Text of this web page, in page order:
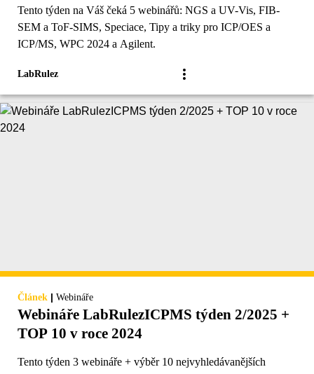
Tento týden na Váš čeká 5 webinářů: NGS a UV-Vis, FIB-
SEM a ToF-SIMS, Speciace, Tipy a triky pro ICP/OES a
ICP/MS, WPC 2024 a Agilent.
LabRulez
Článek | Webináře
Webináře LabRulezICPMS týden 2/2025 +
TOP 10 v roce 2024
Tento týden 3 webináře + výběr 10 nejvyhledávanějších